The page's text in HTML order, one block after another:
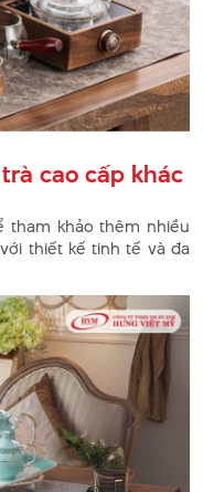
cao cấp khác
tham khảo thêm nhiều
thiết kế tinh tế và đa